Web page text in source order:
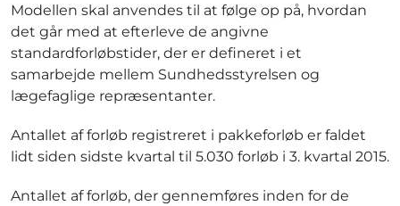
Modellen skal anvendes til at følge op på, hvordan
det går med at efterleve de angivne
standardforløbstider, der er defineret i et
samarbejde mellem Sundhedsstyrelsen og
lægefaglige repræsentanter.
Antallet af forløb registreret i pakkeforløb er faldet
lidt siden sidste kvartal til 5.030 forløb i 3. kvartal 2015.
Antallet af forløb, der gennemføres inden for de